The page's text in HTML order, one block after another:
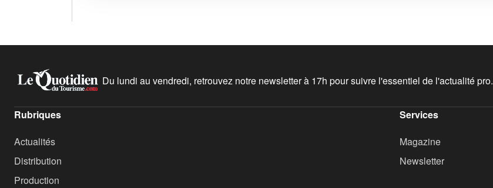
Du lundi au vendredi, retrouvez notre newsletter à 17h pour suivre l'essentiel de l'actualité pro.
Rubriques
Actualités
Distribution
Production
Services
Magazine
Newsletter